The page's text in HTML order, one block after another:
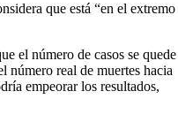
que está “en el extremo
el número de casos se quede
número real de muertes hacia
empeorar los resultados,